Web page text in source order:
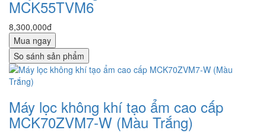
MCK55TVM6
8,300,000đ
Mua ngay
So sánh sản phẩm
Máy lọc không khí tạo ẩm cao cấp
MCK70ZVM7-W (Màu Trắng)